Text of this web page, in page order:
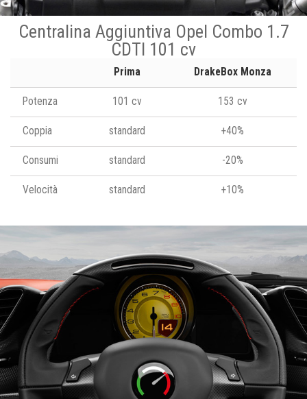
Centralina Aggiuntiva Opel Combo 1.7
CDTI 101 cv
Prima DrakeBox Monza
Potenza 101 cv 153 cv
Coppia standard +40%
Consumi standard -20%
Velocità standard +10%